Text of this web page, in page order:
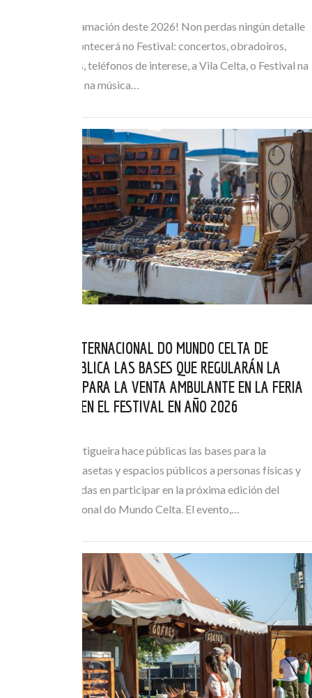
Consulta a programación deste 2026! Non perdas ningún detalle
de todo o que acontecerá no Festival: concertos, obradoiros,
horarios de buses, teléfonos de interese, a Vila Celta, o Festival na
Rúa… Mergúllate na música…
EL FESTIVAL INTERNACIONAL DO MUNDO CELTA DE
ORTIGUEIRA PUBLICA LAS BASES QUE REGULARÁN LA
AUTORIZACIÓN PARA LA VENTA AMBULANTE EN LA FERIA
DE ARTESANÍA EN EL FESTIVAL EN AÑO 2026
El Concello de Ortigueira hace públicas las bases para la
adjudicación de casetas y espacios públicos a personas físicas y
jurídicas interesadas en participar en la próxima edición del
Festival Internacional do Mundo Celta. El evento,…